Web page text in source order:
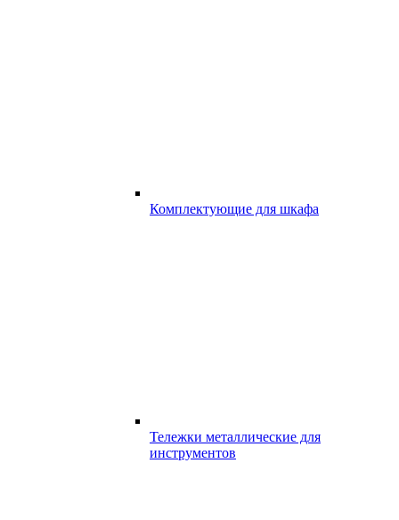
Комплектующие для шкафа
Тележки металлические для
инструментов